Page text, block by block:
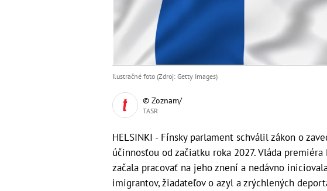
Ilustračné foto (Zdroj: Getty Images)
© Zoznam/
TASR
HELSINKI - Fínsky parlament schválil zákon o
účinnosťou od začiatku roka 2027. Vláda
začala pracovať na jeho znení a nedávno
imigrantov, žiadateľov o azyl a zrýchlených